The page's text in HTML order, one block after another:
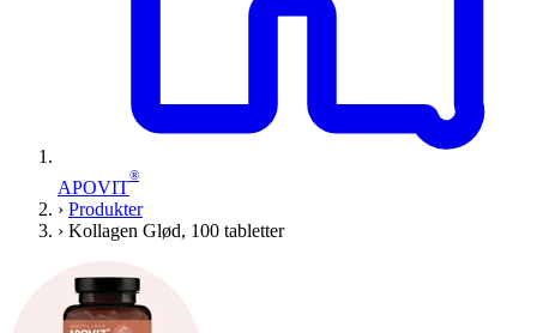
APOVIT
®
› Produkter
› Kollagen Glød, 100 tabletter